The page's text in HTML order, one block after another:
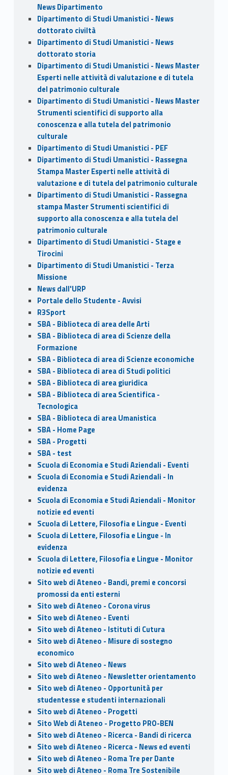
News Dipartimento
Dipartimento di Studi Umanistici - News
dottorato civiltà
Dipartimento di Studi Umanistici - News
dottorato storia
Dipartimento di Studi Umanistici - News Master
Esperti nelle attività di valutazione e di tutela
del patrimonio culturale
Dipartimento di Studi Umanistici - News Master
Strumenti scientifici di supporto alla
conoscenza e alla tutela del patrimonio
culturale
Dipartimento di Studi Umanistici - PEF
Dipartimento di Studi Umanistici - Rassegna
Stampa Master Esperti nelle attività di
valutazione e di tutela del patrimonio culturale
Dipartimento di Studi Umanistici - Rassegna
stampa Master Strumenti scientifici di
supporto alla conoscenza e alla tutela del
patrimonio culturale
Dipartimento di Studi Umanistici - Stage e
Tirocini
Dipartimento di Studi Umanistici - Terza
Missione
News dall'URP
Portale dello Studente - Avvisi
R3Sport
SBA - Biblioteca di area delle Arti
SBA - Biblioteca di area di Scienze della
Formazione
SBA - Biblioteca di area di Scienze economiche
SBA - Biblioteca di area di Studi politici
SBA - Biblioteca di area giuridica
SBA - Biblioteca di area Scientifica -
Tecnologica
SBA - Biblioteca di area Umanistica
SBA - Home Page
SBA - Progetti
SBA - test
Scuola di Economia e Studi Aziendali - Eventi
Scuola di Economia e Studi Aziendali - In
evidenza
Scuola di Economia e Studi Aziendali - Monitor
notizie ed eventi
Scuola di Lettere, Filosofia e Lingue - Eventi
Scuola di Lettere, Filosofia e Lingue - In
evidenza
Scuola di Lettere, Filosofia e Lingue - Monitor
notizie ed eventi
Sito web di Ateneo - Bandi, premi e concorsi
promossi da enti esterni
Sito web di Ateneo - Corona virus
Sito web di Ateneo - Eventi
Sito web di Ateneo - Istituti di Cutura
Sito web di Ateneo - Misure di sostegno
economico
Sito web di Ateneo - News
Sito web di Ateneo - Newsletter orientamento
Sito web di Ateneo - Opportunità per
studentesse e studenti internazionali
Sito web di Ateneo - Progetti
Sito Web di Ateneo - Progetto PRO-BEN
Sito web di Ateneo - Ricerca - Bandi di ricerca
Sito web di Ateneo - Ricerca - News ed eventi
Sito web di Ateneo - Roma Tre per Dante
Sito web di Ateneo - Roma Tre Sostenibile